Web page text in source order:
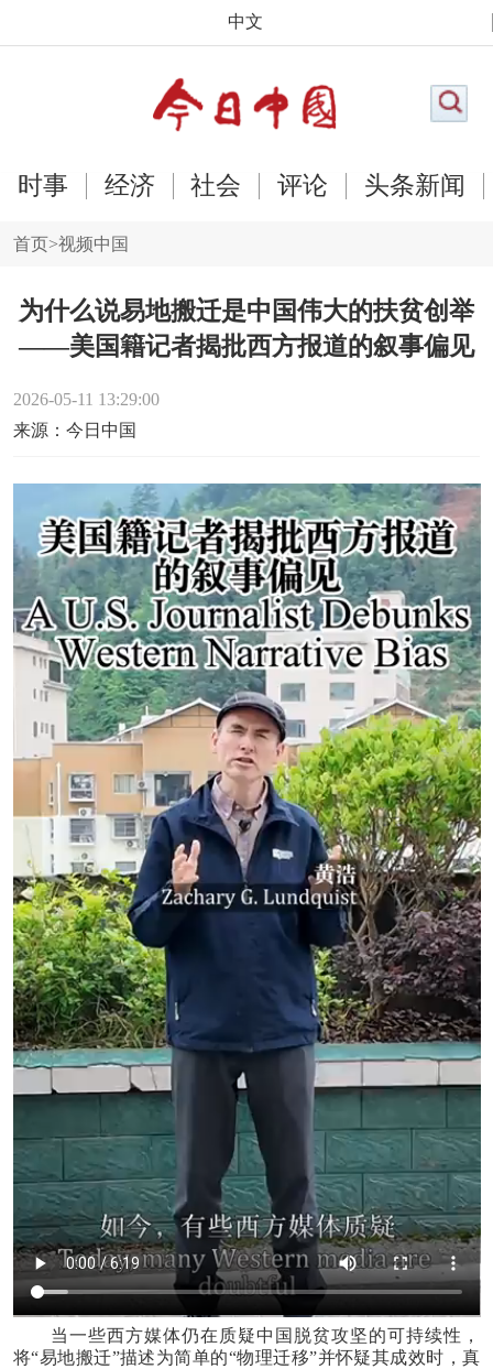
中文
时事 经济 社会 评论 头条新闻
首页>视频中国
为什么说易地搬迁是中国伟大的扶贫创举
——美国籍记者揭批西方报道的叙事偏见
2026-05-11 13:29:00
来源：今日中国
当一些西方媒体仍在质疑中国脱贫攻坚的可持续性，
将“易地搬迁”描述为简单的“物理迁移”并怀疑其成效时，真